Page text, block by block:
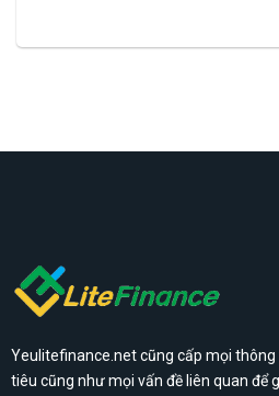
Yeulitefinance.net cũng cấp mọi thông
tiêu cũng như mọi vấn đề liên quan để